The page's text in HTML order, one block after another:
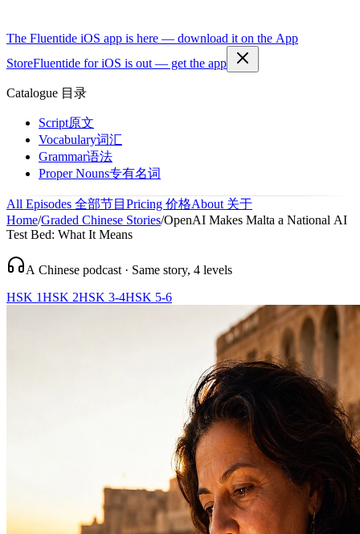
The Fluentide iOS app is here — download it on the App
StoreFluentide for iOS is out — get the app
Catalogue 目录
Script原文
Vocabulary词汇
Grammar语法
Proper Nouns专有名词
All Episodes 全部节目 Pricing 价格About 关于
Home/Graded Chinese Stories/OpenAI Makes Malta a National AI
Test Bed: What It Means
A Chinese podcast · Same story, 4 levels
HSK 1HSK 2HSK 3-4HSK 5-6